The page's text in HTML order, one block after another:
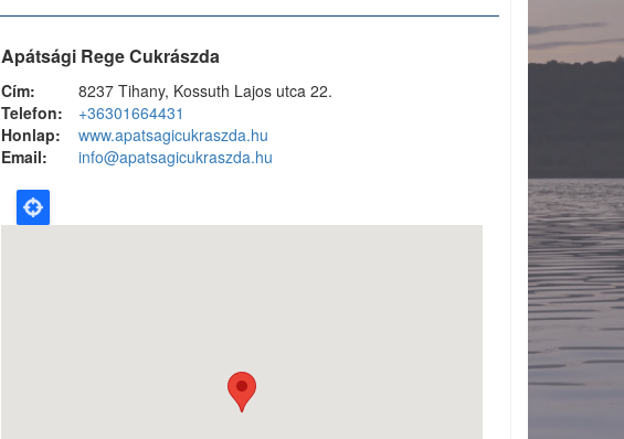
Apátsági Rege Cukrászda
Cím:
8237 Tihany, Kossuth Lajos utca 22.
Telefon:
+36301664431
Honlap:
www.apatsagicukraszda.hu
Email:
info@apatsagicukraszda.hu